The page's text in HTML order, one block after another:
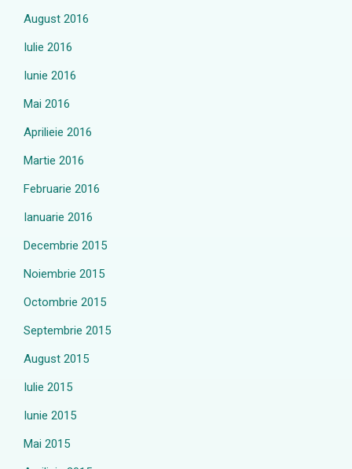
August 2016
Iulie 2016
Iunie 2016
Mai 2016
Aprilieie 2016
Martie 2016
Februarie 2016
Ianuarie 2016
Decembrie 2015
Noiembrie 2015
Octombrie 2015
Septembrie 2015
August 2015
Iulie 2015
Iunie 2015
Mai 2015